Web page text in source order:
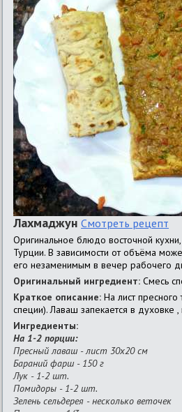
Лахмаджун Смотреть рецепт
Оригинальное блюдо восточной
Турции. В зависимости от объёма
его незаменимым в вечер рабочего
Оригинальный ингредиент: Смесь
Краткое описание: На лист
специи). Лаваш запекается в
Ингредиенты:
На 1-2 порции:
Пресный лаваш - лист 30х20 см
Бараний фарш - 150 г
Лук - 1-2 шт.
Помидоры - 1-2 шт.
Зелень сельдерея - несколько веточек